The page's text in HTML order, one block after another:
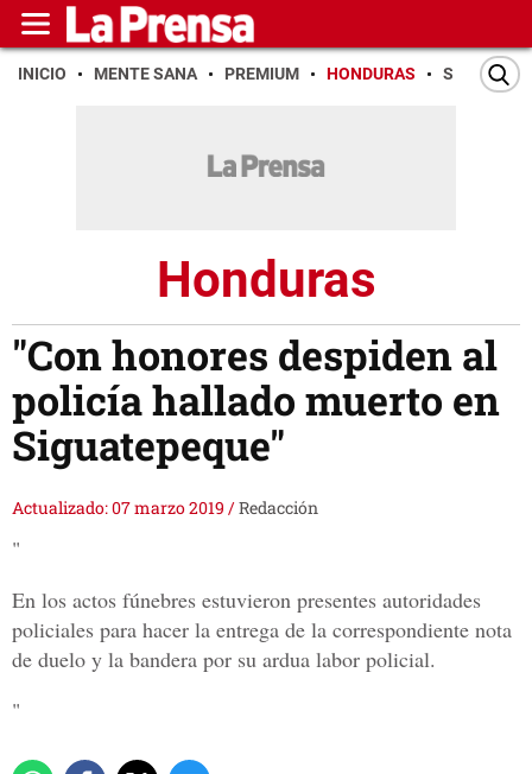
INICIO MENTE SANA PREMIUM HONDURAS SAN PEDRO
Honduras
"Con honores despiden al
policía hallado muerto en
Siguatepeque"
Actualizado: 07 marzo 2019 /Redacción
"
En los actos fúnebres estuvieron presentes autoridades
policiales para hacer la entrega de la correspondiente nota
de duelo y la bandera por su ardua labor policial.
"